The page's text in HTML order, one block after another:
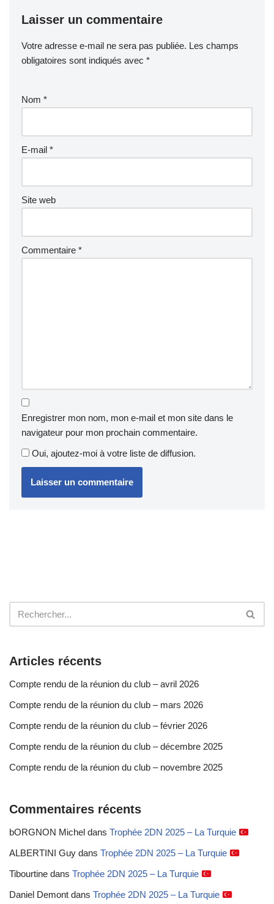
Laisser un commentaire
Votre adresse e-mail ne sera pas publiée. Les champs
obligatoires sont indiqués avec *
Nom *
E-mail *
Site web
Commentaire *
Enregistrer mon nom, mon e-mail et mon site dans le
navigateur pour mon prochain commentaire.
Oui, ajoutez-moi à votre liste de diffusion.
Articles récents
Compte rendu de la réunion du club – avril 2026
Compte rendu de la réunion du club – mars 2026
Compte rendu de la réunion du club – février 2026
Compte rendu de la réunion du club – décembre 2025
Compte rendu de la réunion du club – novembre 2025
Commentaires récents
bORGNON Michel dans Trophée 2DN 2025 – La Turquie
ALBERTINI Guy dans Trophée 2DN 2025 – La Turquie
Tibourtine dans Trophée 2DN 2025 – La Turquie
Daniel Demont dans Trophée 2DN 2025 – La Turquie